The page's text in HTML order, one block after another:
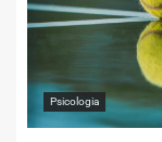
Psicologia